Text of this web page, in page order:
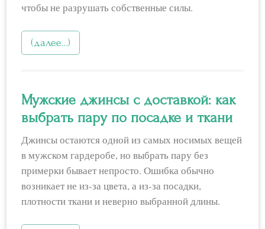
чтобы не разрушать собственные силы.
(далее…)
Мужские джинсы с доставкой: как
выбрать пару по посадке и ткани
Джинсы остаются одной из самых носимых вещей
в мужском гардеробе, но выбрать пару без
примерки бывает непросто. Ошибка обычно
возникает не из-за цвета, а из-за посадки,
плотности ткани и неверно выбранной длины.